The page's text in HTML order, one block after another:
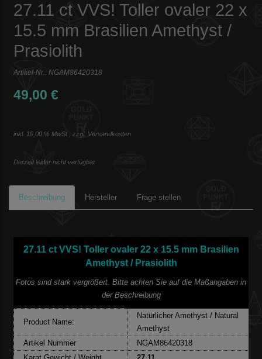
27.11 ct VVS! Toller ovaler 22 x
15.5 mm Brasilien Amethyst /
Prasiolith
Artikel-Nr.: NGAM86420318
49,00 €
inkl. 19,00 % MwSt., zzgl. Versandkosten
Derzeit leider nicht verfügbar
Beschreibung Hersteller Frage stellen
27.11 ct VVS! Toller ovaler 22 x 15.5 mm Brasilien
Amethyst / Prasiolith
Fotos sind stark vergrößert. Bitte achten Sie auf die Maßangaben in
der Beschreibung
Product Name:
Natürlicher Amethyst / Natural
Amethyst
Artikel Nummer
NGAM86420318